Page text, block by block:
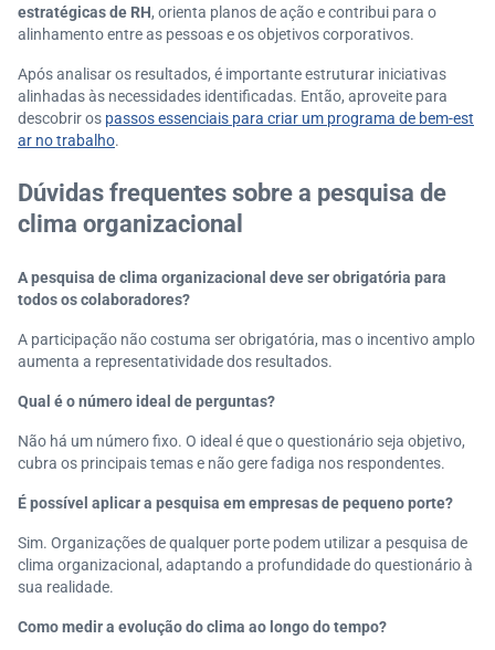
estratégicas de RH, orienta planos de ação e contribui para o
alinhamento entre as pessoas e os objetivos corporativos.
Após analisar os resultados, é importante estruturar iniciativas
alinhadas às necessidades identificadas. Então, aproveite para
descobrir os passos essenciais para criar um programa de bem-est
ar no trabalho.
Dúvidas frequentes sobre a pesquisa de
clima organizacional
A pesquisa de clima organizacional deve ser obrigatória para
todos os colaboradores?
A participação não costuma ser obrigatória, mas o incentivo amplo
aumenta a representatividade dos resultados.
Qual é o número ideal de perguntas?
Não há um número fixo. O ideal é que o questionário seja objetivo,
cubra os principais temas e não gere fadiga nos respondentes.
É possível aplicar a pesquisa em empresas de pequeno porte?
Sim. Organizações de qualquer porte podem utilizar a pesquisa de
clima organizacional, adaptando a profundidade do questionário à
sua realidade.
Como medir a evolução do clima ao longo do tempo?